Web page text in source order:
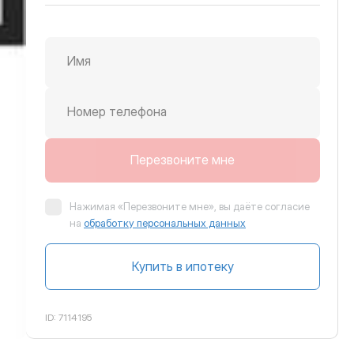
Имя
Номер телефона
Перезвоните мне
Нажимая «Перезвоните мне», вы даёте согласие
на обработку персональных данных
Купить в ипотеку
ID: 7114195